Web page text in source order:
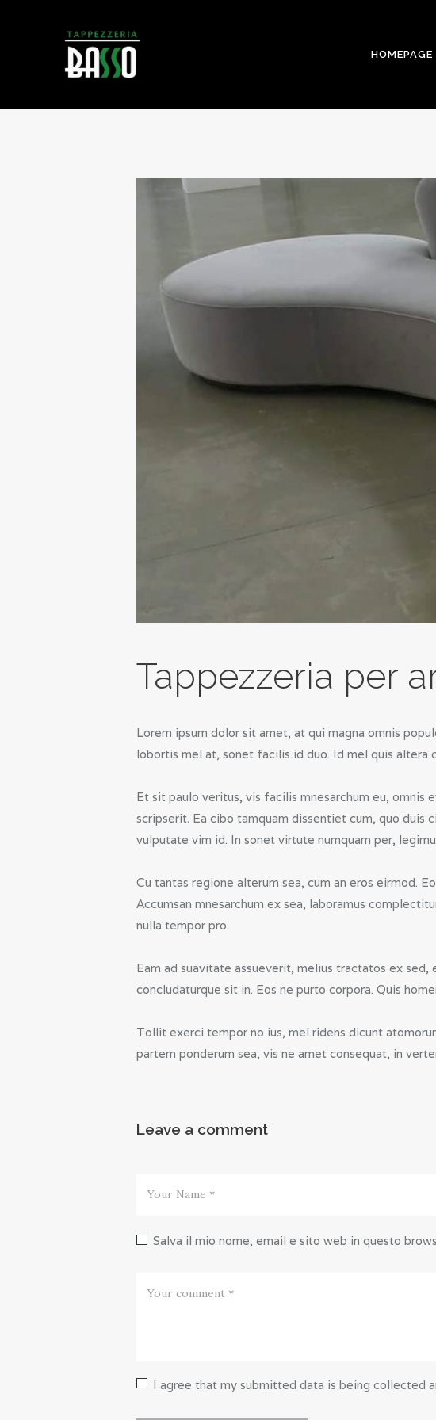
HOMEPAGE
Tappezzeria per
Lorem ipsum dolor sit amet, at qui magna omnis
lobortis mel at, sonet facilis id duo. Id mel quis altera
Et sit paulo veritus, vis facilis mnesarchum eu, omnis
scripserit. Ea cibo tamquam dissentiet cum, quo duis
vulputate vim id. In sonet virtute numquam per,
Cu tantas regione alterum sea, cum an eros eirmod.
Accumsan mnesarchum ex sea, laboramus
nulla tempor pro.
Eam ad suavitate assueverit, melius tractatos ex
concludaturque sit in. Eos ne purto corpora. Quis
Tollit exerci tempor no ius, mel ridens dicunt
partem ponderum sea, vis ne amet consequat, in
Leave a comment
Salva il mio nome, email e sito web in questo
I agree that my submitted data is being collected